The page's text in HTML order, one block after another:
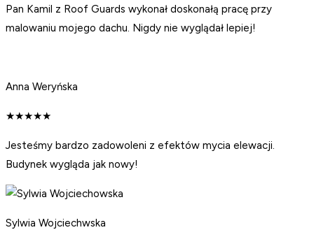
Pan Kamil z Roof Guards wykonał doskonałą pracę przy
malowaniu mojego dachu. Nigdy nie wyglądał lepiej!
Anna Weryńska
★★★★★
Jesteśmy bardzo zadowoleni z efektów mycia elewacji.
Budynek wygląda jak nowy!
Sylwia Wojciechwska